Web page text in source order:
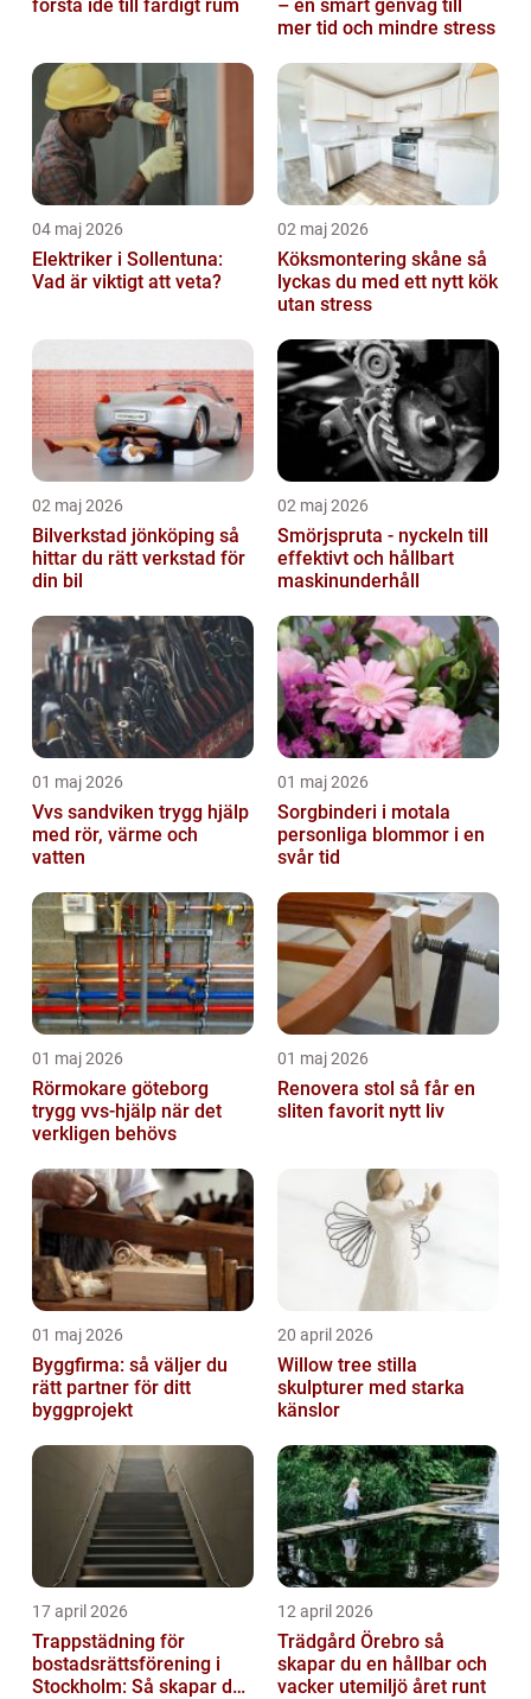
första idé till färdigt rum
– en smart genväg till
mer tid och mindre stress
04 maj 2026
Elektriker i Sollentuna:
Vad är viktigt att veta?
02 maj 2026
Köksmontering skåne så
lyckas du med ett nytt kök
utan stress
02 maj 2026
Bilverkstad jönköping så
hittar du rätt verkstad för
din bil
02 maj 2026
Smörjspruta - nyckeln till
effektivt och hållbart
maskinunderhåll
01 maj 2026
Vvs sandviken trygg hjälp
med rör, värme och
vatten
01 maj 2026
Sorgbinderi i motala
personliga blommor i en
svår tid
01 maj 2026
Rörmokare göteborg
trygg vvs-hjälp när det
verkligen behövs
01 maj 2026
Renovera stol så får en
sliten favorit nytt liv
01 maj 2026
Byggfirma: så väljer du
rätt partner för ditt
byggprojekt
20 april 2026
Willow tree stilla
skulpturer med starka
känslor
17 april 2026
Trappstädning för
bostadsrättsförening i
Stockholm: Så skapar du
12 april 2026
Trädgård Örebro så
skapar du en hållbar och
vacker utemiljö året runt